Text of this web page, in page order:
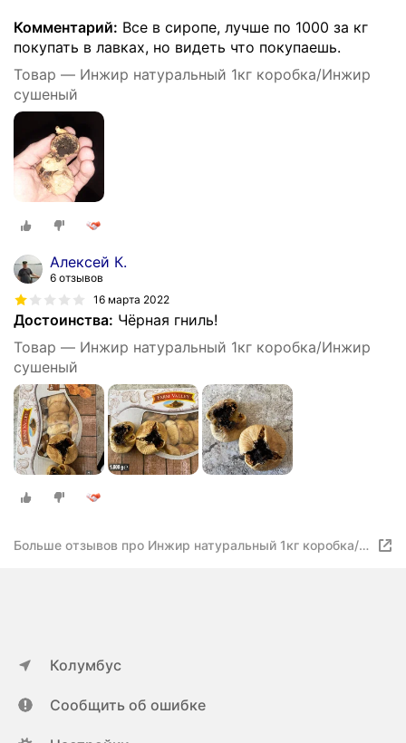
Комментарий: Все в сиропе, лучше по 1000 за кг
покупать в лавках, но видеть что покупаешь.
Товар — Инжир натуральный 1кг коробка/Инжир
сушеный
Алексей К.
6 отзывов
16 марта 2022
Достоинства: Чёрная гниль!
Товар — Инжир натуральный 1кг коробка/Инжир
сушеный
Больше отзывов про Инжир натуральный 1кг коробка/
Колумбус
Сообщить об ошибке